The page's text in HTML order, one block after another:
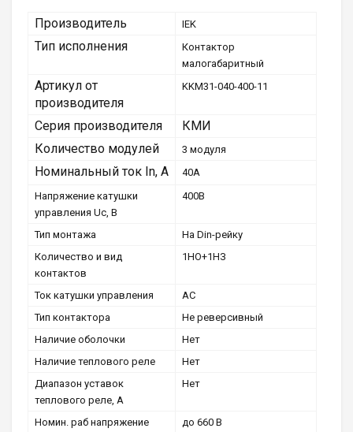
Производитель IEK
Тип исполнения
Контактор
малогабаритный
Артикул от
производителя
KKM31-040-400-11
Серия производителя
КМИ
Количество модулей
3 модуля
Номинальный ток In, А
40А
Напряжение катушки
управления Uc, В
400В
Тип монтажа
На Din-рейку
Количество и вид
контактов
1НО+1НЗ
Ток катушки управления
АС
Тип контактора
Не реверсивный
Наличие оболочки
Нет
Наличие теплового реле
Нет
Диапазон уставок
теплового реле, А
Нет
Номин. раб напряжение
до 660 В